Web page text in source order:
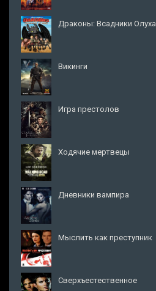
Драконы: Всадники Олуха
Викинги
Игра престолов
Ходячие мертвецы
Дневники вампира
Мыслить как преступник
Сверхъестественное